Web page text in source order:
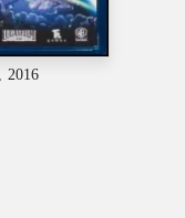
2016